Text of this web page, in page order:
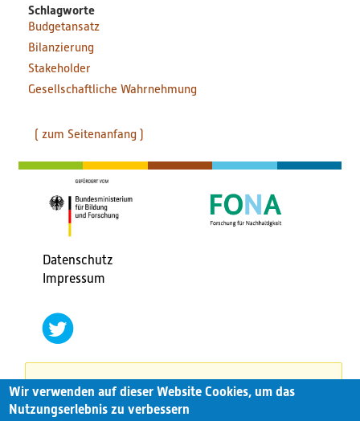
Webinare
Blog
Schlagworte
Budgetansatz
Bilanzierung
Stakeholder
Gesellschaftliche Wahrnehmung
( zum Seitenanfang )
Fußbereichsmenü
Datenschutz
Impressum
social
networks
This website has been turned into a static version
on 7th November2023.
Wir verwenden auf dieser Website Cookies, um das
Nutzungserlebnis zu verbessern